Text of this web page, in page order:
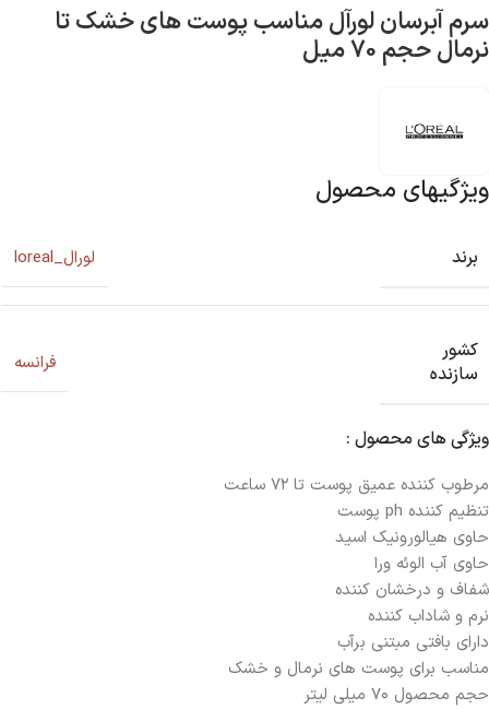
سرم آبرسان لورآل مناسب پوست های خشک تا
نرمال حجم 70 میل
ویژگیهای محصول
برند لورال_loreal
کشور
سازنده
فرانسه
ویژگی های محصول :
مرطوب کننده عمیق پوست تا ۷۲ ساعت
تنظیم کننده ph پوست
حاوی هیالورونیک اسید
حاوی آب الوئه ورا
شفاف و درخشان کننده
نرم و شاداب کننده
دارای بافتی مبتنی برآب
مناسب برای پوست های نرمال و خشک
حجم محصول ۷۰ میلی لیتر